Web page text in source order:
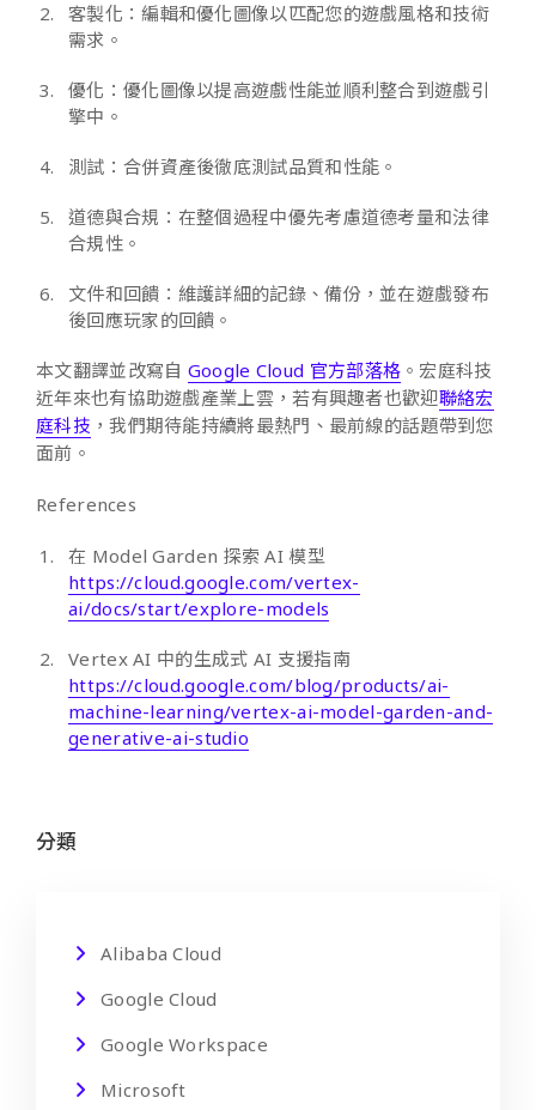
客製化：編輯和優化圖像以匹配您的遊戲風格和技術
需求。
優化：優化圖像以提高遊戲性能並順利整合到遊戲引
擎中。
測試：合併資產後徹底測試品質和性能。
道德與合規：在整個過程中優先考慮道德考量和法律
合規性。
文件和回饋：維護詳細的記錄、備份，並在遊戲發布
後回應玩家的回饋。
本文翻譯並改寫自 Google Cloud 官方部落格 。宏庭科技
近年來也有協助遊戲產業上雲，若有興趣者也歡迎聯絡宏
庭科技 ，我們期待能持續將最熱門、最前線的話題帶到您
面前。
References
在 Model Garden 探索 AI 模型
https://cloud.google.com/vertex-
ai/docs/start/explore-models
Vertex AI 中的生成式 AI 支援指南
https://cloud.google.com/blog/products/ai-
machine-learning/vertex-ai-model-garden-and-
generative-ai-studio
分類
Alibaba Cloud
Google Cloud
Google Workspace
Microsoft